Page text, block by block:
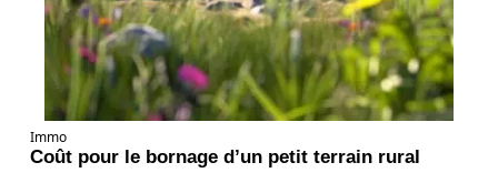
Immo
Coût pour le bornage d’un petit terrain rural